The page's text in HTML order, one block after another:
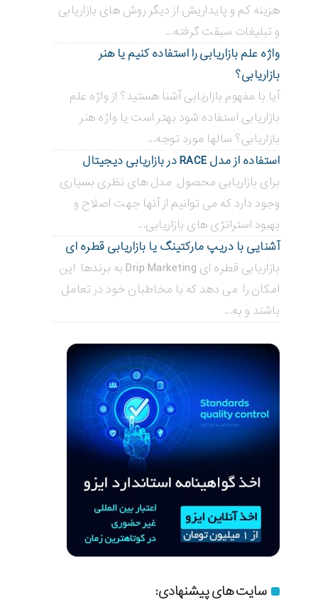
هزینه کم و پایداریش از دیگر روش های بازاریابی
و تبلیغات سبقت گرفته...
واژه علم بازاریابی را استفاده کنیم یا هنر
بازاریابی؟
آیا با مفهوم بازاریابی آشنا هستید؟ از واژه علم
بازاریابی استفاده شود بهتر است یا واژه هنر
بازاریابی؟ سالها مورد توجه...
استفاده از مدل RACE در بازاریابی دیجیتال
برای بازاریابی محصول مدل های نظری بسیاری
وجود دارد که می توانیم از آنها جهت اصلاح و
بهبود استراتژی های بازاریابی...
آشنایی با دریپ مارکتینگ یا بازاریابی قطره ای
بازاریابی قطره ای Drip Marketing به برندها این
امکان را می دهد که با مخاطبان خود در تعامل
باشند و به...
سایت های پیشنهادی: